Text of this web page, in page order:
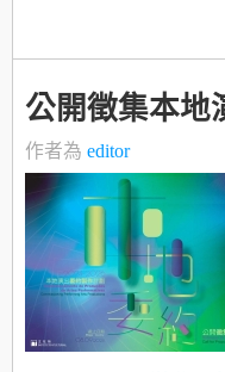
公開徵集本地
作者為 editor